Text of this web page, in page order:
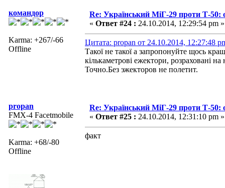
командор
Karma: +267/-66
Offline
Re: Український МіГ-29 проти Т-50:
« Ответ #24 : 24.10.2014, 12:29:54 pm »
Цитата: propan от 24.10.2014, 12:27:48
Такої не такої а запропонуйте щось
кількаметрові ежектори, розраховані
Точно.Без эжекторов не полетит.
propan
FMX-4 Facetmobile
Karma: +68/-80
Offline
Re: Український МіГ-29 проти Т-50:
« Ответ #25 : 24.10.2014, 12:31:10 pm »
факт